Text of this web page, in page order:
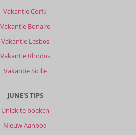
Vakantie Corfu
Vakantie Bonaire
Vakantie Lesbos
Vakantie Rhodos
Vakantie Sicilië
JUNE'S TIPS
Uniek te boeken
Nieuw Aanbod